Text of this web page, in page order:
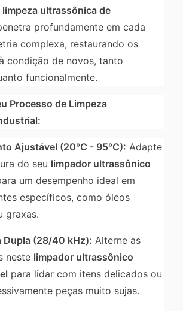
limpeza ultrassônica de
profundamente em cada
complexa, restaurando os
condição de novos, tanto
funcionalmente.
Processo de Limpeza
Ajustável (20°C - 95°C): Adapte
do seu limpador ultrassônico
um desempenho ideal em
específicos, como óleos
graxas.
Dupla (28/40 kHz): Alterne as
neste limpador ultrassônico
para lidar com itens delicados ou
peças muito sujas.